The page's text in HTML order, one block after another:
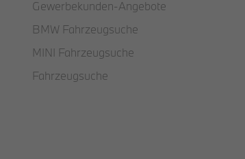
Gewerbekunden-Angebote
BMW Fahrzeugsuche
MINI Fahrzeugsuche
Fahrzeugsuche